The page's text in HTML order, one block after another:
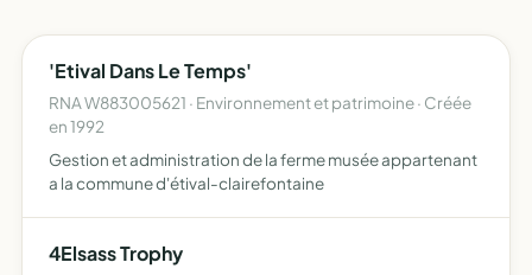
'Etival Dans Le Temps'
RNA W883005621 · Environnement et patrimoine · Créée
en 1992
Gestion et administration de la ferme musée appartenant
a la commune d'étival-clairefontaine
4Elsass Trophy